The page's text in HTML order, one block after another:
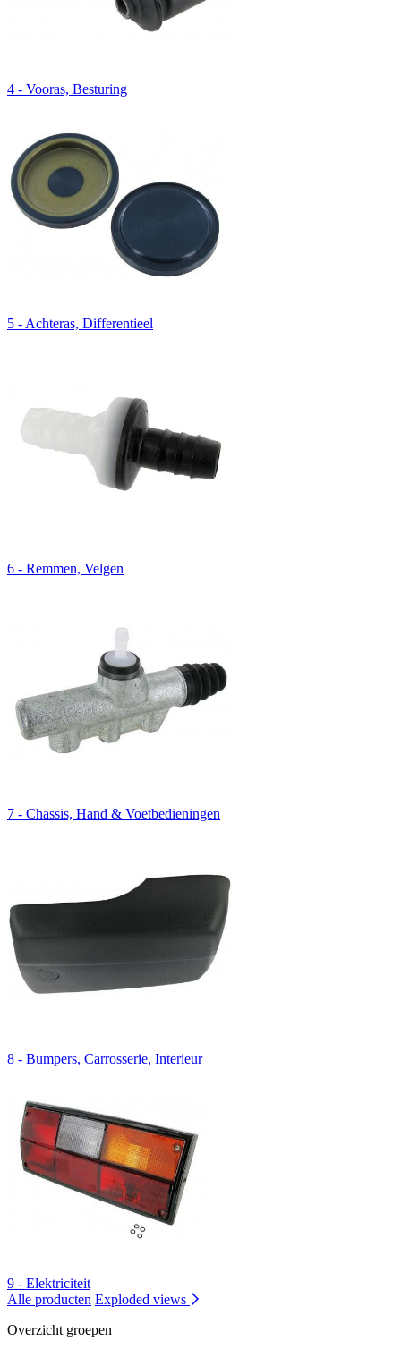
4 - Vooras, Besturing
5 - Achteras, Differentieel
6 - Remmen, Velgen
7 - Chassis, Hand & Voetbedieningen
8 - Bumpers, Carrosserie, Interieur
9 - Elektriciteit
Alle producten Exploded views
Overzicht groepen